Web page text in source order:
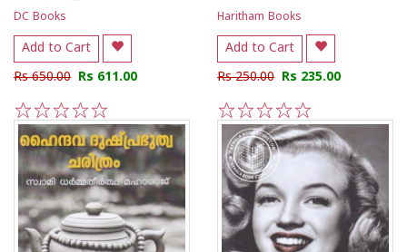
DC Books
Add to Cart
Rs 650.00 Rs 611.00
5
4
3
2
1
Haritham Books
Add to Cart
Rs 250.00 Rs 235.00
5
4
3
2
1